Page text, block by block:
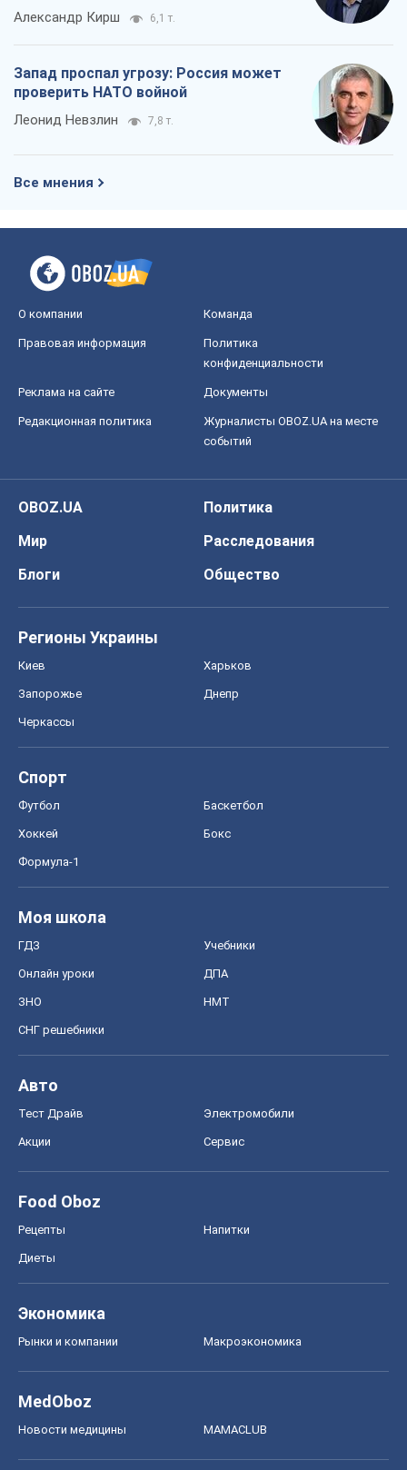
Александр Кирш 6,1 т.
Запад проспал угрозу: Россия может
проверить НАТО войной
Леонид Невзлин 7,8 т.
Все мнения
О компании Команда
Правовая информация
Политика
конфиденциальности
Реклама на сайте Документы
Редакционная политика
Журналисты OBOZ.UA на месте
событий
OBOZ.UA
Политика
Мир
Расследования
Блоги
Общество
Регионы Украины
Киев Харьков
Запорожье Днепр
Черкассы
Спорт
Футбол Баскетбол
Хоккей Бокс
Формула-1
Моя школа
ГДЗ Учебники
Онлайн уроки ДПА
ЗНО НМТ
СНГ решебники
Авто
Тест Драйв Электромобили
Акции Сервис
Food Oboz
Рецепты Напитки
Диеты
Экономика
Рынки и компании Mакроэкономика
MedOboz
Новости медицины MAMACLUB